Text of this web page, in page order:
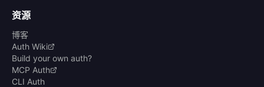
资源
博客
Auth Wiki
Build your own auth?
MCP Auth
CLI Auth